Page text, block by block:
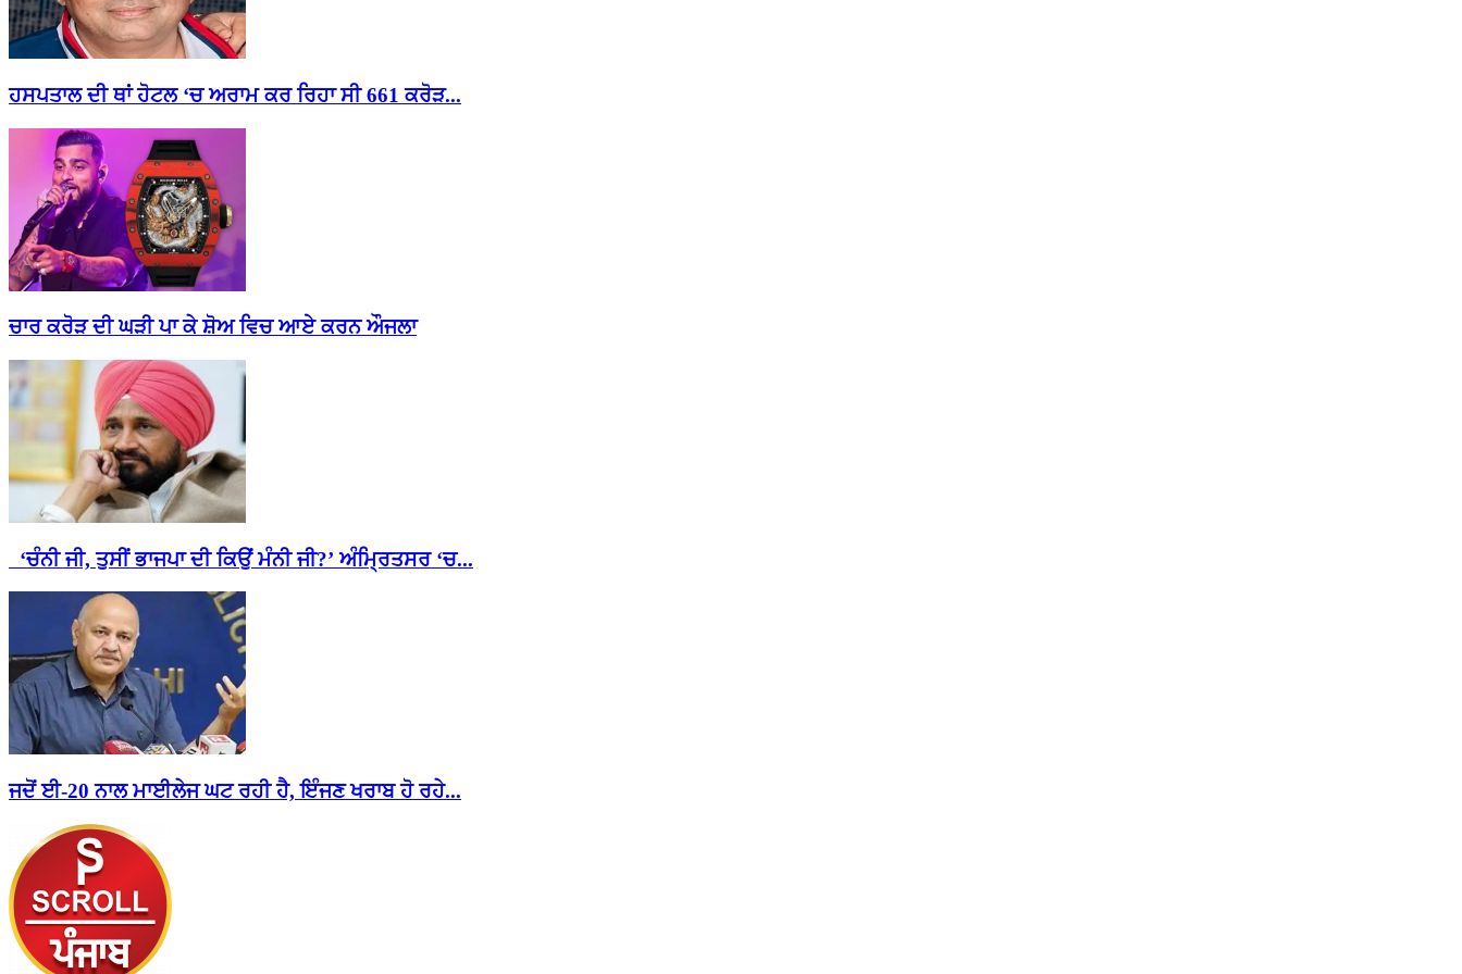
ਹਸਪਤਾਲ ਦੀ ਥਾਂ ਹੋਟਲ ‘ਚ ਅਰਾਮ ਕਰ ਰਿਹਾ ਸੀ 661 ਕਰੋੜ...
ਚਾਰ ਕਰੋੜ ਦੀ ਘੜੀ ਪਾ ਕੇ ਸ਼ੋਅ ਵਿਚ ਆਏ ਕਰਨ ਔਜਲਾ
‘ਚੰਨੀ ਜੀ, ਤੁਸੀਂ ਭਾਜਪਾ ਦੀ ਕਿਉਂ ਮੰਨੀ ਜੀ?’ ਅੰਮ੍ਰਿਤਸਰ ‘ਚ...
ਜਦੋਂ ਈ-20 ਨਾਲ ਮਾਈਲੇਜ ਘਟ ਰਹੀ ਹੈ, ਇੰਜਣ ਖਰਾਬ ਹੋ ਰਹੇ...